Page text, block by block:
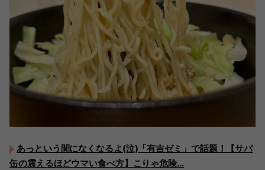
あっという間になくなるよ(泣)「有吉ゼミ」で話題！【サバ
缶の震えるほどウマい食べ方】こりゃ危険...